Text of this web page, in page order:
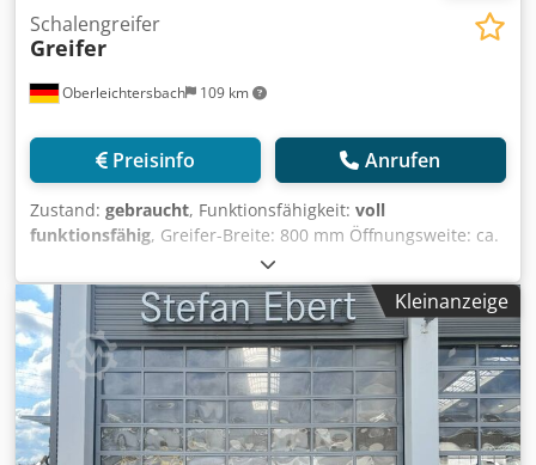
Oberleichtersbach 109 km
Schalengreifer
Greifer
Preisinfo Anrufen
Zustand: gebraucht, Funktionsfähigkeit: voll
funktionsfähig, Greifer-Breite: 800 mm Öffnungsweite: ca.
1.200 mm mit Schnellwechselaufnahme Cjdpfx Aszr D I
Tsm Ejrf
Kleinanzeige